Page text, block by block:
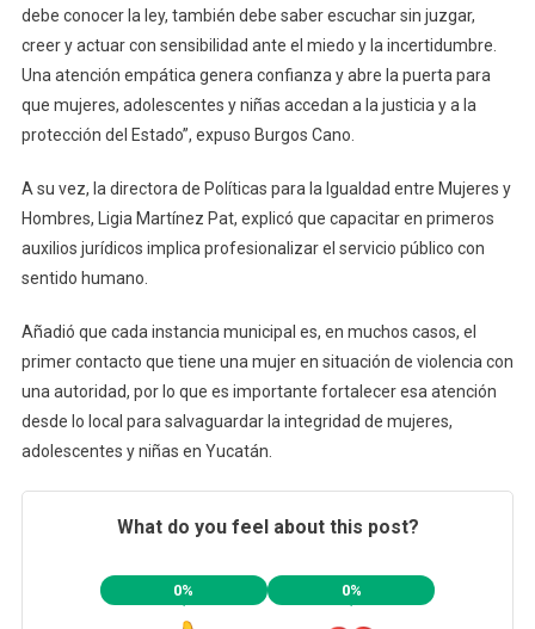
debe conocer la ley, también debe saber escuchar sin juzgar,
creer y actuar con sensibilidad ante el miedo y la incertidumbre.
Una atención empática genera confianza y abre la puerta para
que mujeres, adolescentes y niñas accedan a la justicia y a la
protección del Estado”, expuso Burgos Cano.
A su vez, la directora de Políticas para la Igualdad entre Mujeres y
Hombres, Ligia Martínez Pat, explicó que capacitar en primeros
auxilios jurídicos implica profesionalizar el servicio público con
sentido humano.
Añadió que cada instancia municipal es, en muchos casos, el
primer contacto que tiene una mujer en situación de violencia con
una autoridad, por lo que es importante fortalecer esa atención
desde lo local para salvaguardar la integridad de mujeres,
adolescentes y niñas en Yucatán.
What do you feel about this post?
0% 0%